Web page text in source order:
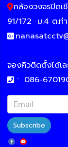
กล้องวงจรปิดเ
91/172 ม.4 ต.ท่
:
จองคิวติดตั้งได้เ
: 086-
Subscribe